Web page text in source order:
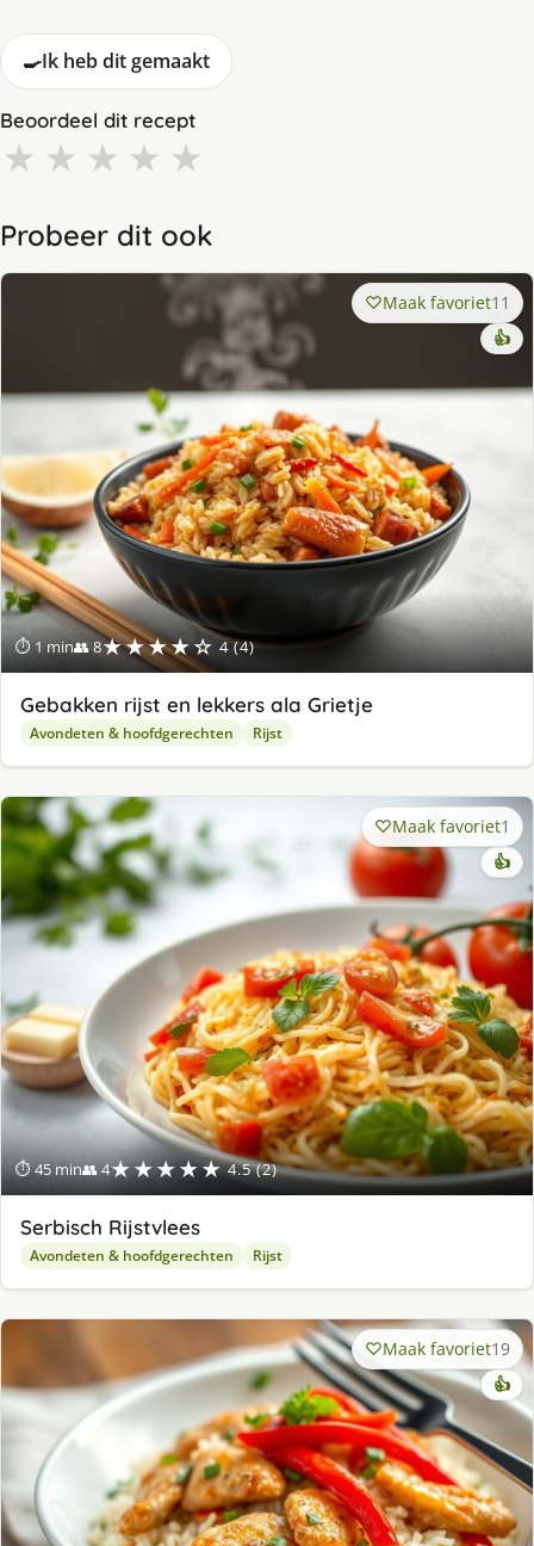
🍳Ik heb dit gemaakt
Beoordeel dit recept
★ ★ ★ ★ ★
Probeer dit ook
⏱ 1 min👥 8★★★★☆ 4 (4)
Maak favoriet11
👍
Gebakken rijst en lekkers ala Grietje
Avondeten & hoofdgerechten Rijst
⏱ 45 min👥 4★★★★★ 4.5 (2)
Maak favoriet1
👍
Serbisch Rijstvlees
Avondeten & hoofdgerechten Rijst
Maak favoriet19
👍